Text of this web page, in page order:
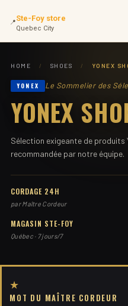
📍Ste-Foy store
Quebec City
HOME / SHOES / YONEX
Le Sommelier des
YONEX
Sélection exigeante de produits
recommandée par notre équipe.
CORDAGE 24H
par Maître Cordeur
MAGASIN STE-FOY
Québec · 7 jours/7
★
MOT DU MAÎTRE CORDEUR